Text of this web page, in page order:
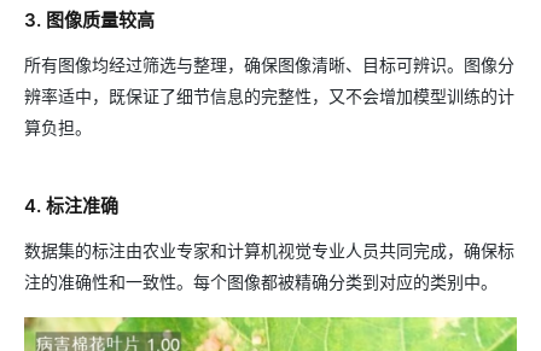
3. 图像质量较高
所有图像均经过筛选与整理，确保图像清晰、目标可辨识。图像分
辨率适中，既保证了细节信息的完整性，又不会增加模型训练的计
算负担。
4. 标注准确
数据集的标注由农业专家和计算机视觉专业人员共同完成，确保标
注的准确性和一致性。每个图像都被精确分类到对应的类别中。